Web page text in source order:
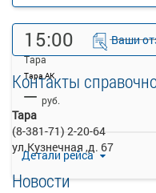
15:00
Тара
Тара АК
Детали рейса
— руб.
Ваши
Контакты
Тара
(8-381-71) 2-20-64
ул.Кузнечная ,д. 67
Новости